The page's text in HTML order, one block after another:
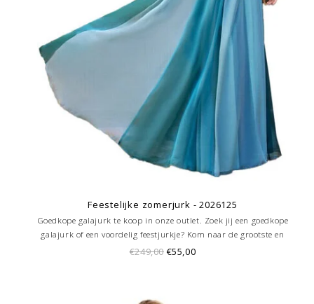
Feestelijke zomerjurk - 2026125
Goedkope galajurk te koop in onze outlet. Zoek jij een goedkope
galajurk of een voordelig feestjurkje? Kom naar de grootste en
goedkoopste galajurken outlet in de regio Amersfoort. Altijd voordelig!
€249,00 €55,00